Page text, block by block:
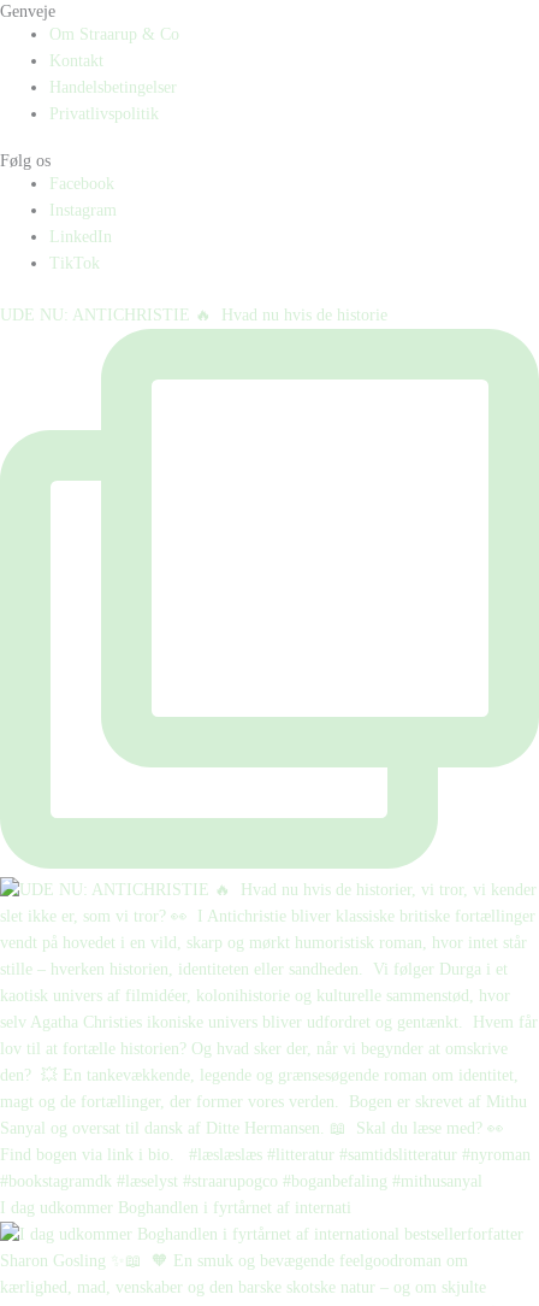
Genveje
Om Straarup & Co
Kontakt
Handelsbetingelser
Privatlivspolitik
Følg os
Facebook
Instagram
LinkedIn
TikTok
UDE NU: ANTICHRISTIE 🔥⁠ ⁠ Hvad nu hvis de historie
I dag udkommer Boghandlen i fyrtårnet af internati